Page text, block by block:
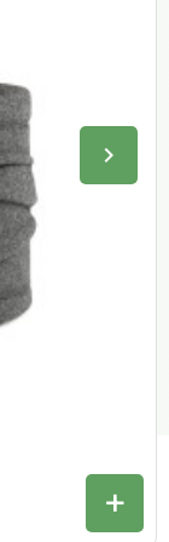
keyboard_arrow_right
+